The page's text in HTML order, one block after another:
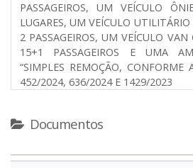
PASSAGEIROS, UM VEÍCULO
LUGARES, UM VEÍCULO
2 PASSAGEIROS, UM VEÍCULO
15+1 PASSAGEIROS E UMA
“SIMPLES REMOÇÃO, CONFORME
452/2024, 636/2024 E 1429/2023
Documentos